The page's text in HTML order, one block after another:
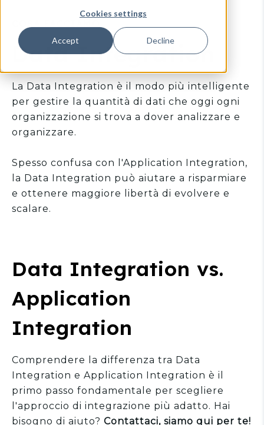
Cookies settings
Accept Decline
Data Integration
La Data Integration è il modo più intelligente
per gestire la quantità di dati che oggi ogni
organizzazione si trova a dover analizzare e
organizzare.
Spesso confusa con l'Application Integration,
la Data Integration può aiutare a risparmiare
e ottenere maggiore libertà di evolvere e
scalare.
Data Integration vs.
Application
Integration
Comprendere
la differenza tra Data
Integration e Application Integration è il
primo passo fondamentale per scegliere
l'approccio di integrazione più adatto. Hai
bisogno di aiuto? Contattaci, siamo qui per te!